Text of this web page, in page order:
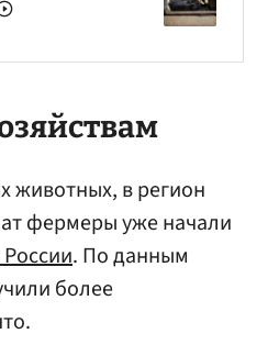
животных, в регион
фермеры уже начали
. По данным
более